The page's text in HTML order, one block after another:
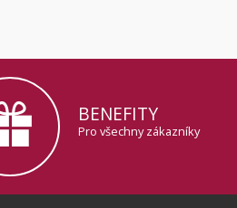
BENEFITY
Pro všechny zákazníky